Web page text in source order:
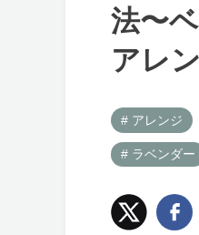
法〜
アレ
# アレンジ
# ラベンダー